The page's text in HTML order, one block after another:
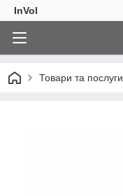
InVol
Товари та послуги